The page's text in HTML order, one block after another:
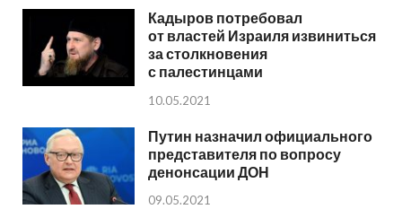
Кадыров потребовал
от властей Израиля извиниться
за столкновения
с палестинцами
10.05.2021
Путин назначил официального
представителя по вопросу
денонсации ДОН
09.05.2021